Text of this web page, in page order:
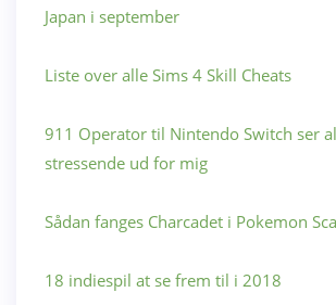
Japan i september
Liste over alle Sims 4 Skill Cheats
911 Operator til Nintendo Switch ser
stressende ud for mig
Sådan fanges Charcadet i Pokemon
18 indiespil at se frem til i 2018